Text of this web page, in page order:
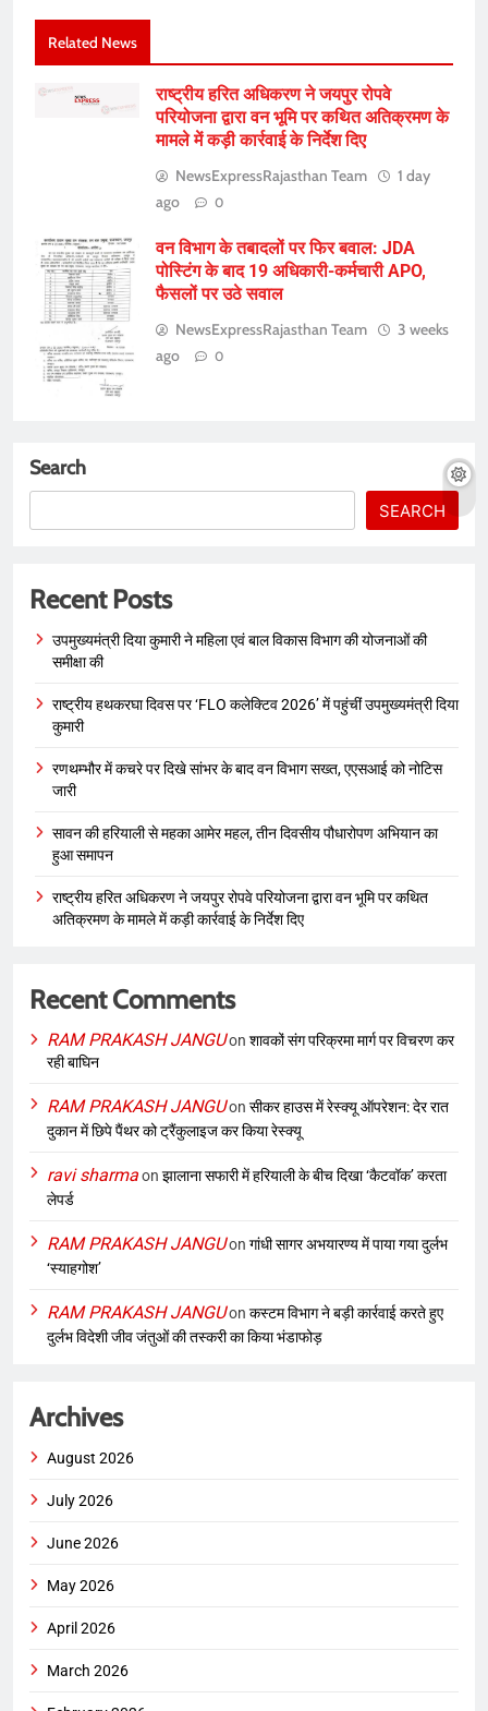
Related News
राष्ट्रीय हरित अधिकरण ने जयपुर रोपवे
परियोजना द्वारा वन भूमि पर कथित अतिक्रमण के
मामले में कड़ी कार्रवाई के निर्देश दिए
NewsExpressRajasthan Team
1 day
ago
0
वन विभाग के तबादलों पर फिर बवाल: JDA
पोस्टिंग के बाद 19 अधिकारी-कर्मचारी APO,
फैसलों पर उठे सवाल
NewsExpressRajasthan Team
3 weeks
ago
0
Search
SEARCH
Recent Posts
उपमुख्यमंत्री दिया कुमारी ने महिला एवं बाल विकास विभाग की योजनाओं की
समीक्षा की
राष्ट्रीय हथकरघा दिवस पर ‘FLO कलेक्टिव 2026’ में पहुंचीं उपमुख्यमंत्री दिया
कुमारी
रणथम्भौर में कचरे पर दिखे सांभर के बाद वन विभाग सख्त, एएसआई को नोटिस
जारी
सावन की हरियाली से महका आमेर महल, तीन दिवसीय पौधारोपण अभियान का
हुआ समापन
राष्ट्रीय हरित अधिकरण ने जयपुर रोपवे परियोजना द्वारा वन भूमि पर कथित
अतिक्रमण के मामले में कड़ी कार्रवाई के निर्देश दिए
Recent Comments
RAM PRAKASH JANGUon शावकों संग परिक्रमा मार्ग पर विचरण कर
रही बाघिन
RAM PRAKASH JANGUon सीकर हाउस में रेस्क्यू ऑपरेशन: देर रात
दुकान में छिपे पैंथर को ट्रैंकुलाइज कर किया रेस्क्यू
ravi sharmaon झालाना सफारी में हरियाली के बीच दिखा ‘कैटवॉक’ करता
लेपर्ड
RAM PRAKASH JANGUon गांधी सागर अभयारण्य में पाया गया दुर्लभ
‘स्याहगोश’
RAM PRAKASH JANGUon कस्टम विभाग ने बड़ी कार्रवाई करते हुए
दुर्लभ विदेशी जीव जंतुओं की तस्करी का किया भंडाफोड़
Archives
August 2026
July 2026
June 2026
May 2026
April 2026
March 2026